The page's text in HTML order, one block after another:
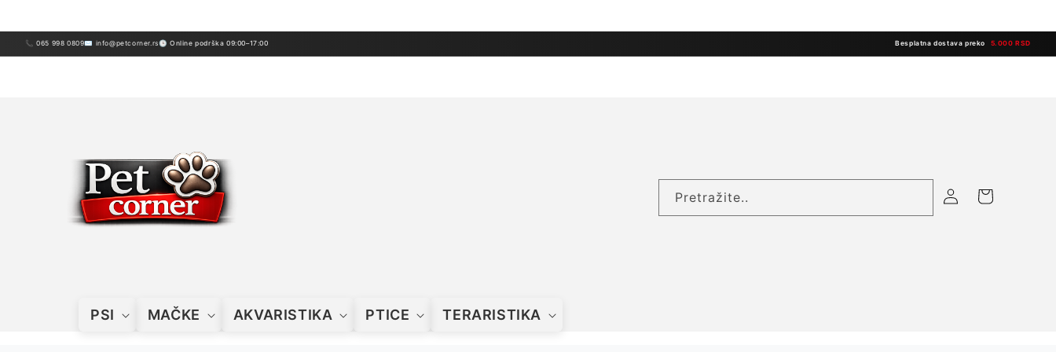
📞 065 998 0809✉ info@petcorner.rs🕒 Online podrška 09:00–17:00 Besplatna dostava preko 5.000 RSD
PSI MAČKE AKVARISTIKA PTICE TERARISTIKA
Pretražite..
Prijavite
Korpa